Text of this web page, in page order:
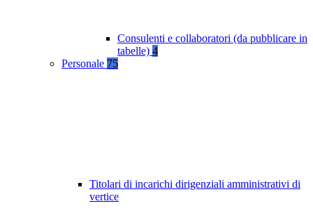
Consulenti e collaboratori (da pubblicare in
tabelle) 4
Personale 75
Titolari di incarichi dirigenziali amministrativi di
vertice